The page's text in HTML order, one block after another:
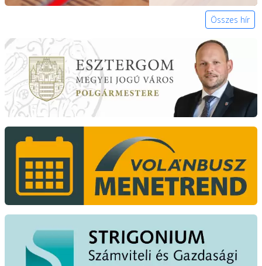
Összes hír